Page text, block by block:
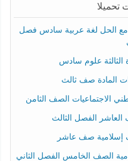
تحميلا
الحل لغة عربية سادس فصل
الثالثة علوم سادس
المادة صف ثالث
الاجتماعيات الصف الثامن
العاشر الفصل الثالث
صف عاشر
الصف الخامس الفصل الثاني